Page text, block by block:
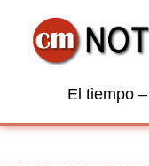
El tiempo